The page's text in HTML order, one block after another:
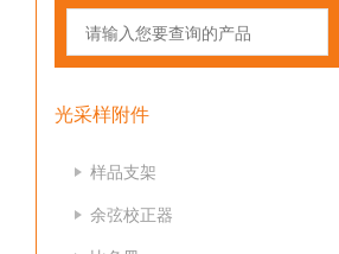
光采样附件
样品支架
余弦校正器